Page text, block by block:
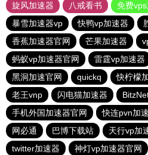
旋风加速器
八戒看书
免费
暴雪加速器vp
快鸭vp加速器
香蕉加速器官网
芒果加速器
蚂蚁vp加速器官网
雷霆vp加速器
黑洞加速官网
quickq 快柠檬
老王vnp
闪电猫加速器
手机外国加速器官网
快连pvn加
网必通
巴博下载站 天行vp加
twitter加速器
神灯vp加速器官网